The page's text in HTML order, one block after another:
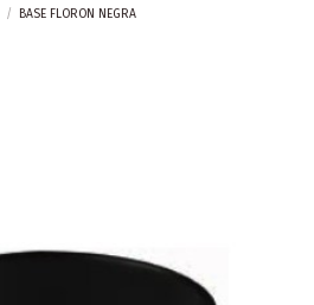
BASE FLORON NEGRA